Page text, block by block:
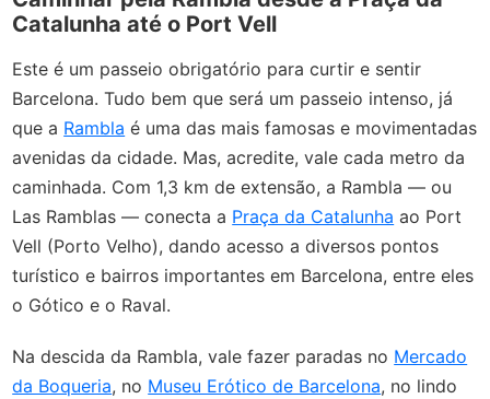
Catalunha até o Port Vell
Este é um passeio obrigatório para curtir e sentir
Barcelona. Tudo bem que será um passeio intenso, já
que a Rambla é uma das mais famosas e movimentadas
avenidas da cidade. Mas, acredite, vale cada metro da
caminhada. Com 1,3 km de extensão, a Rambla — ou
Las Ramblas — conecta a Praça da Catalunha ao Port
Vell (Porto Velho), dando acesso a diversos pontos
turístico e bairros importantes em Barcelona, entre eles
o Gótico e o Raval.
Na descida da Rambla, vale fazer paradas no Mercado
da Boqueria, no Museu Erótico de Barcelona, no lindo